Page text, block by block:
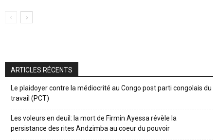
ARTICLES RÉCENTS
Le plaidoyer contre la médiocrité au Congo post parti congolais du
travail (PCT)
Les voleurs en deuil: la mort de Firmin Ayessa révèle la
persistance des rites Andzimba au coeur du pouvoir